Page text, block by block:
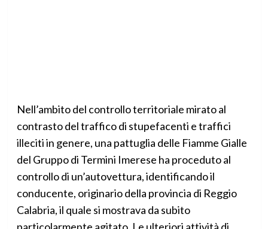
Nell’ambito del controllo territoriale mirato al
contrasto del traffico di stupefacenti e traffici
illeciti in genere, una pattuglia delle Fiamme Gialle
del Gruppo di Termini Imerese ha proceduto al
controllo di un’autovettura, identificando il
conducente, originario della provincia di Reggio
Calabria, il quale si mostrava da subito